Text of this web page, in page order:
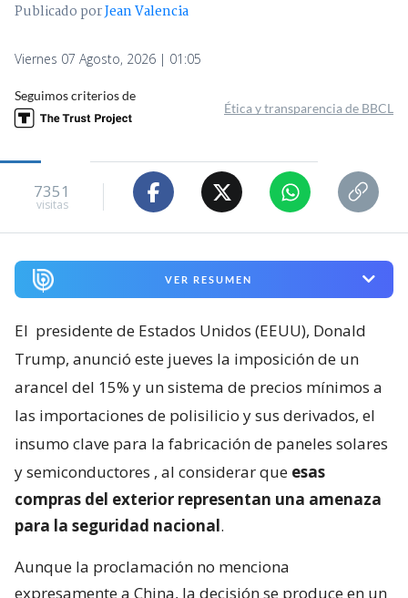
Publicado porJean Valencia
Viernes 07 Agosto, 2026 | 01:05
Seguimos criterios de
Ética y transparencia de BBCL
7351
visitas
VER RESUMEN
El presidente de Estados Unidos (EEUU), Donald
Trump, anunció este jueves la imposición de un
arancel del 15% y un sistema de precios mínimos a
las importaciones de polisilicio y sus derivados, el
insumo clave para la fabricación de paneles solares
y semiconductores , al considerar que esas
compras del exterior representan una amenaza
para la seguridad nacional.
Aunque la proclamación no menciona
expresamente a China, la decisión se produce en un